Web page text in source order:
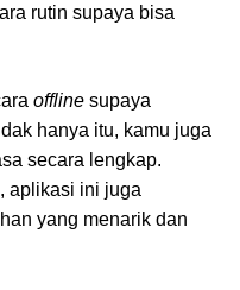
rutin supaya bisa
offline supaya
hanya itu, kamu juga
secara lengkap.
aplikasi ini juga
yang menarik dan